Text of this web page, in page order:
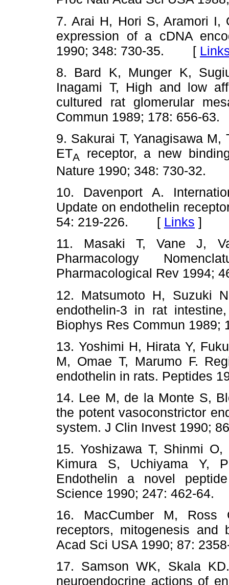
7. Arai H, Hori S, Aramori I,
expression of a cDNA
1990; 348: 730-35. [
8. Bard K, Munger K,
Inagami T, High and low
cultured rat glomerular
Commun 1989; 178:
9. Sakurai T, Yanagisawa
ETA
receptor, a new
Nature 1990; 348: 730-
10. Davenport A.
Update on endothelin
54: 219-226. [ Links ]
11. Masaki T, Vane J,
Pharmacology
Pharmacological Rev
12. Matsumoto H, Suzuki
endothelin-3 in rat
Biophys Res Commun
13. Yoshimi H, Hirata Y,
M, Omae T, Marumo F.
endothelin in rats.
14. Lee M, de la Monte S,
the potent vasoconstrictor
system. J Clin Invest
15. Yoshizawa T, Shinmi
Kimura S, Uchiyama Y,
Endothelin a novel
Science 1990; 247: 462-
16. MacCumber M,
receptors, mitogenesis
Acad Sci USA 1990; 87:
17. Samson WK, Skala
neuroendocrine actions of